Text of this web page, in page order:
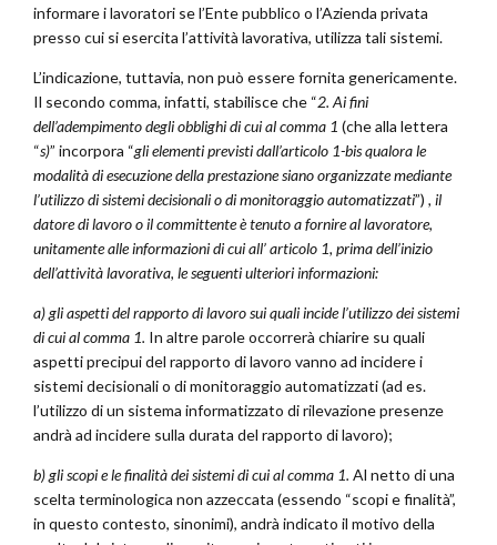
informare i lavoratori se l’Ente pubblico o l’Azienda privata
presso cui si esercita l’attività lavorativa, utilizza tali sistemi.
L’indicazione, tuttavia, non può essere fornita genericamente.
Il secondo comma, infatti, stabilisce che “2. Ai fini
dell’adempimento degli obblighi di cui al comma 1 (che alla lettera
“s)” incorpora “gli elementi previsti dall’articolo 1-bis qualora le
modalità di esecuzione della prestazione siano organizzate mediante
l’utilizzo di sistemi decisionali o di monitoraggio automatizzati”) , il
datore di lavoro o il committente è tenuto a fornire al lavoratore,
unitamente alle informazioni di cui all’ articolo 1, prima dell’inizio
dell’attività lavorativa, le seguenti ulteriori informazioni:
a) gli aspetti del rapporto di lavoro sui quali incide l’utilizzo dei sistemi
di cui al comma 1. In altre parole occorrerà chiarire su quali
aspetti precipui del rapporto di lavoro vanno ad incidere i
sistemi decisionali o di monitoraggio automatizzati (ad es.
l’utilizzo di un sistema informatizzato di rilevazione presenze
andrà ad incidere sulla durata del rapporto di lavoro);
b) gli scopi e le finalità dei sistemi di cui al comma 1. Al netto di una
scelta terminologica non azzeccata (essendo “scopi e finalità”,
in questo contesto, sinonimi), andrà indicato il motivo della